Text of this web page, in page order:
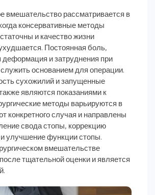
вмешательство рассматривается в
консервативные методы
и качество жизни
Постоянная боль,
деформация и затруднения при
основанием для операции.
сухожилий и запущенные
являются показаниями к
методы варьируются в
конкретного случая и направлены
свода стопы, коррекцию
улучшение функции стопы.
вмешательстве
тщательной оценки и является